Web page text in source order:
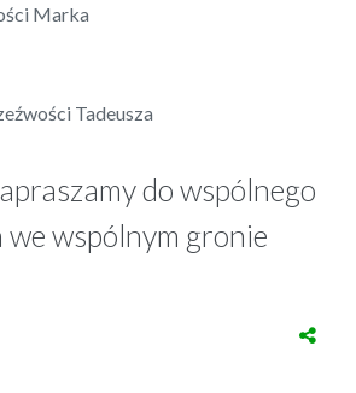
Marka
Tadeusza
do wspólnego
wspólnym gronie